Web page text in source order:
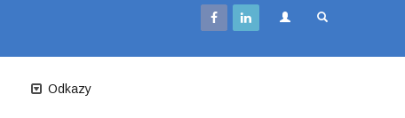
Odkazy